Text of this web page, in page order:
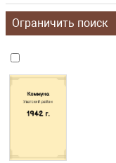
Ограничить поиск